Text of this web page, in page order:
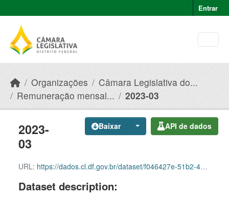
Entrar
Organizações
Câmara Legislativa do...
Remuneração mensal...
2023-03
Baixar API de dados
2023-
03
URL: https://dados.cl.df.gov.br/dataset/f046427e-51b2-49e8-afe5-945e82b55ce9/resource/62ac78b3-12b1-4888-b04f-918fbebf41fb/download/2023-03-quadro-desmonstrativo-de-pessoal.csv
Dataset description: